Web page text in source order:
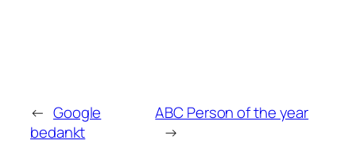
← Google
bedankt
ABC Person of the year
→